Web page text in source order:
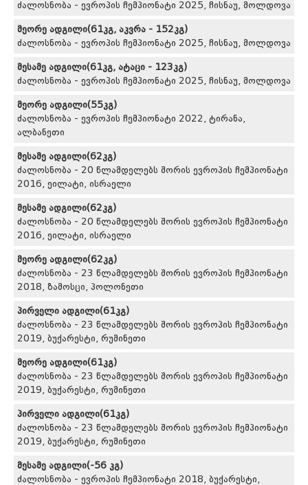
ძალოსნობა - ევროპის ჩემპიონატი 2025, ჩისნაუ, მოლდოვა
მეორე ადგილი(61კგ, აკვრა - 152კგ)
ძალოსნობა - ევროპის ჩემპიონატი 2025, ჩისნაუ, მოლდოვა
მესამე ადგილი(61კგ, ატაცი - 123კგ)
ძალოსნობა - ევროპის ჩემპიონატი 2025, ჩისნაუ, მოლდოვა
მეორე ადგილი(55კგ)
ძალოსნობა - ევროპის ჩემპიონატი 2022, ტირანა,
ალბანეთი
მესამე ადგილი(62კგ)
ძალოსნობა - 20 წლამდელებს შორის ევროპის ჩემპიონატი
2016, ეილატი, ისრაელი
მესამე ადგილი(62კგ)
ძალოსნობა - 20 წლამდელებს შორის ევროპის ჩემპიონატი
2016, ეილატი, ისრაელი
მეორე ადგილი(62კგ)
ძალოსნობა - 23 წლამდელებს შორის ევროპის ჩემპიონატი
2018, ზამოსცი, პოლონეთი
პირველი ადგილი(61კგ)
ძალოსნობა - 23 წლამდელებს შორის ევროპის ჩემპიონატი
2019, ბუქარესტი, რუმინეთი
მეორე ადგილი(61კგ)
ძალოსნობა - 23 წლამდელებს შორის ევროპის ჩემპიონატი
2019, ბუქარესტი, რუმინეთი
პირველი ადგილი(61კგ)
ძალოსნობა - 23 წლამდელებს შორის ევროპის ჩემპიონატი
2019, ბუქარესტი, რუმინეთი
მესამე ადგილი(-56 კგ)
ძალოსნობა - ევროპის ჩემპიონატი 2018, ბუქარესტი,